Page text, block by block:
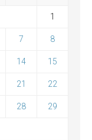
1
7 8
14 15
21 22
28 29